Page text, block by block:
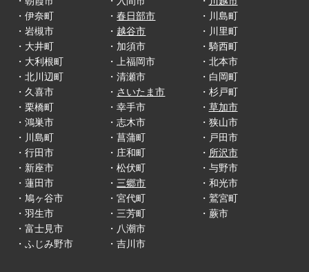
・伊奈町
・岩槻市
・大井町
・大利根町
・春日部市
・ 越谷市
・加須市
・上福岡市
・川島町
・川里町
・騎西町
・北本市
・北川辺町
・久喜市
・栗橋町
・鴻巣市
・川島町
・行田市
・清瀬市
・ さいたま市
・幸手市
・志木市
・菖蒲町
・庄和町
・白岡町
・杉戸町
・ 草加市
・狭山市
・戸田市
・ 所沢市
・新座市
・蓮田市
・鳩ヶ谷市
・羽生市
・富士見市
・ふじみ野市
・松伏町
・三郷市
・宮代町
・三芳町
・八潮市
・吉川市
・与野市
・和光市
・鷲宮町
・蕨市